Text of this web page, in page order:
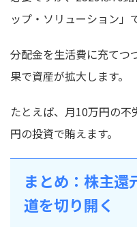
ップ・ソリューション」
分配金を生活費に充てつ
果で資産が拡大します。
たとえば、月10万円の
円の投資で賄えます。
まとめ：株主還
道を切り開く